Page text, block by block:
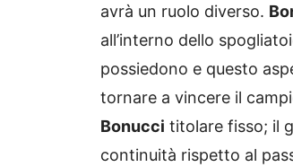
avrà un ruolo diverso.
all’interno dello
possiedono e questo
tornare a vincere il
Bonucci titolare fisso; il
continuità rispetto al